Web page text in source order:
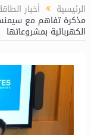
الرئيسية أخبار
مذكرة تفاهم مع سيمنس
الكهربائية بمشروعاتها